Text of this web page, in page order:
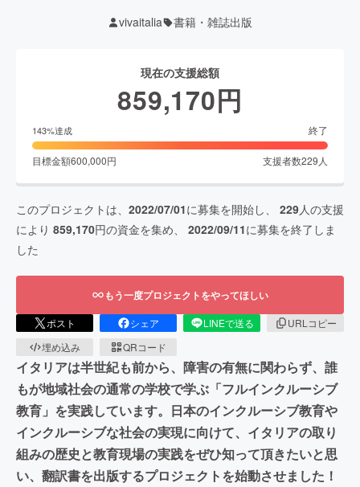
vivaitalia 書籍・雑誌出版
現在の支援総額
859,170円
143%達成 終了
目標金額600,000円 支援者数229 人
このプロジェクトは、 2022/07/01に募集を開始し、 229人の支援
により 859,170円の資金を集め、 2022/09/11に募集を終了しま
した
もう一度プロジェクトをやってほしい
ポスト シェア LINEで送る
URLコピー
埋め込み
QRコード
イタリアは半世紀も前から、障害の有無に関わらず、誰
もが地域社会の通常の学校で学ぶ「フルインクルーシブ
教育」を実践しています。日本のインクルーシブ教育や
インクルーシブな社会の実現に向けて、イタリアの取り
組みの歴史と教育現場の実践をぜひ知って頂きたいと思
い、翻訳書を出版するプロジェクトを始動させました！